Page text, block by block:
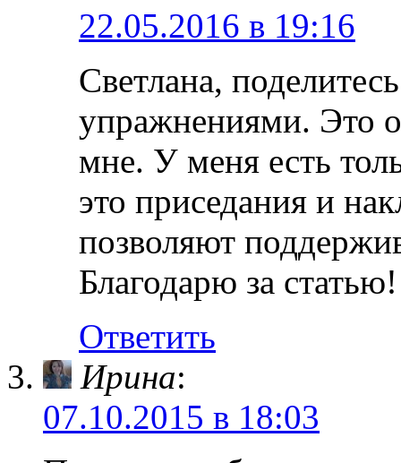
22.05.2016 в 19:16
Светлана,
упражнениями. Это
мне. У меня есть
это приседания и
позволяют
Благодарю за статью!
Ответить
Ирина:
07.10.2015 в 18:03